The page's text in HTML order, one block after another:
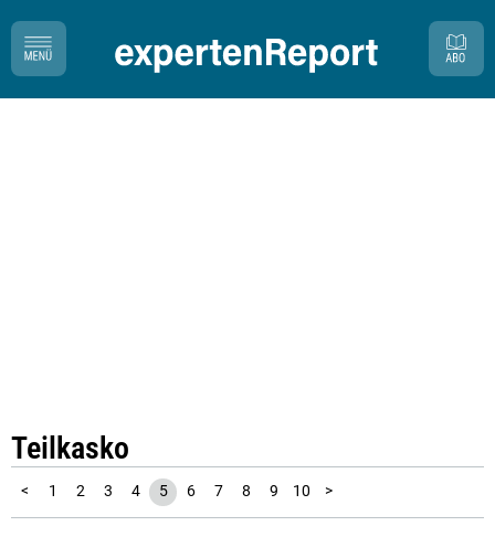
Teilkasko
< 1 2 3 4 5 6 7 8 9 10 >